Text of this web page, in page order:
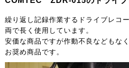
繰り返し記録作業するドライブレコ
両で長く使用しています。
安価な商品ですが作動不良などもな
お奨め商品です。